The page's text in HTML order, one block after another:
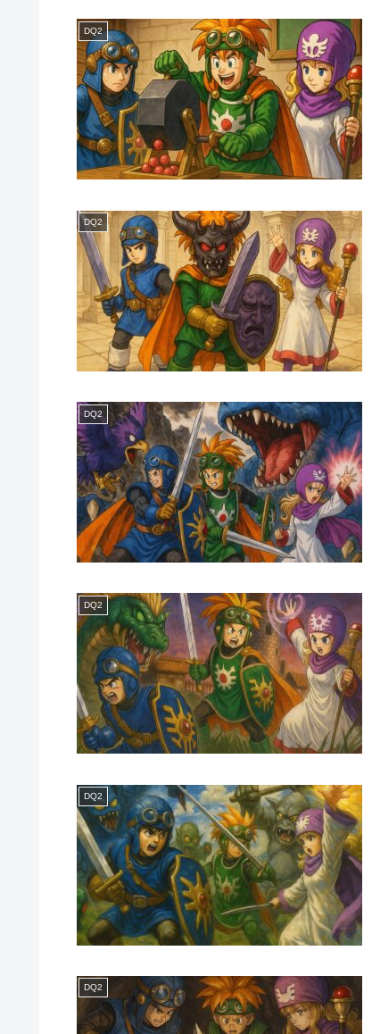
DQ2
DQ2
DQ2
DQ2
DQ2
DQ2